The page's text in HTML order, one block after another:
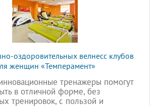
оздоровительных велнесс клубов
женщин «Темперамент»
тренажеры помогут
в отличной форме, без
тренировок, с пользой и